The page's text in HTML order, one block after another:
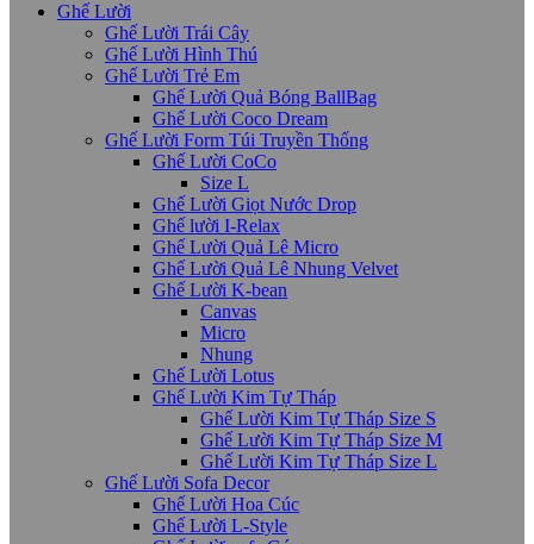
Ghế Lười
Ghế Lười Trái Cây
Ghế Lười Hình Thú
Ghế Lười Trẻ Em
Ghế Lười Quả Bóng BallBag
Ghế Lười Coco Dream
Ghế Lười Form Túi Truyền Thống
Ghế Lười CoCo
Size L
Ghế Lười Giọt Nước Drop
Ghế lười I-Relax
Ghế Lười Quả Lê Micro
Ghế Lười Quả Lê Nhung Velvet
Ghế Lười K-bean
Canvas
Micro
Nhung
Ghế Lười Lotus
Ghế Lười Kim Tự Tháp
Ghế Lười Kim Tự Tháp Size S
Ghế Lười Kim Tự Tháp Size M
Ghế Lười Kim Tự Tháp Size L
Ghế Lười Sofa Decor
Ghế Lười Hoa Cúc
Ghế Lười L-Style